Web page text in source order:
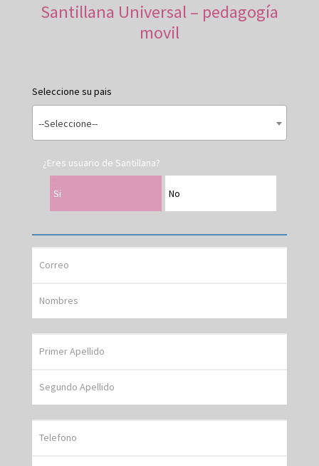
Santillana Universal – pedagogía
movil
Seleccione su pais
--Seleccione--
¿Eres usuario de Santillana?
Si No